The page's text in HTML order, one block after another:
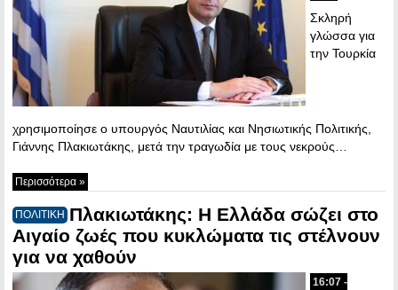
Σκληρή
γλώσσα για
την Τουρκία
χρησιμοποίησε ο υπουργός Ναυτιλίας και Νησιωτικής Πολιτικής,
Γιάννης Πλακιωτάκης, μετά την τραγωδία με τους νεκρούς…
Περισσότερα »
ΠΟΛΙΤΙΚΗ Πλακιωτάκης: Η Ελλάδα σώζει στο
Αιγαίο ζωές που κυκλώματα τις στέλνουν
για να χαθούν
16:07 -